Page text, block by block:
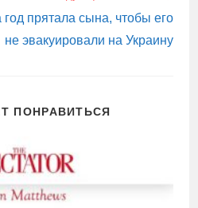
прятала сына, чтобы его
не эвакуировали на Украину
ПОНРАВИТЬСЯ